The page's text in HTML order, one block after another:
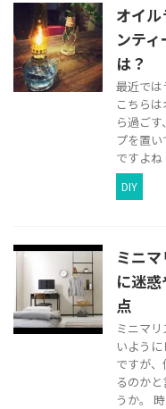
オイ
ンテ
は？
最近では
こちら
ら過ご
プを置
ですよね
DIY
ミニ
に迷
点
ミニマ
いよう
ですが
るのか
うか。